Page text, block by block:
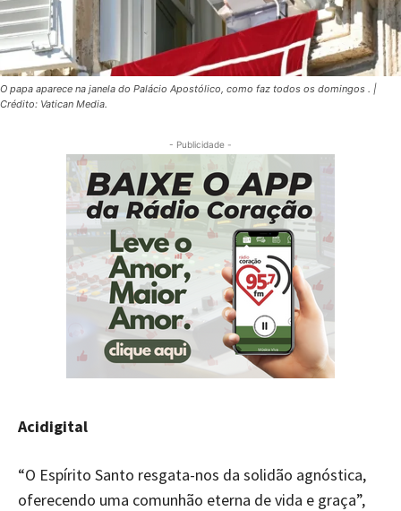
O papa aparece na janela do Palácio Apostólico, como faz todos os domingos . |
Crédito: Vatican Media.
- Publicidade -
Acidigital
“O Espírito Santo resgata-nos da solidão agnóstica,
oferecendo uma comunhão eterna de vida e graça”,